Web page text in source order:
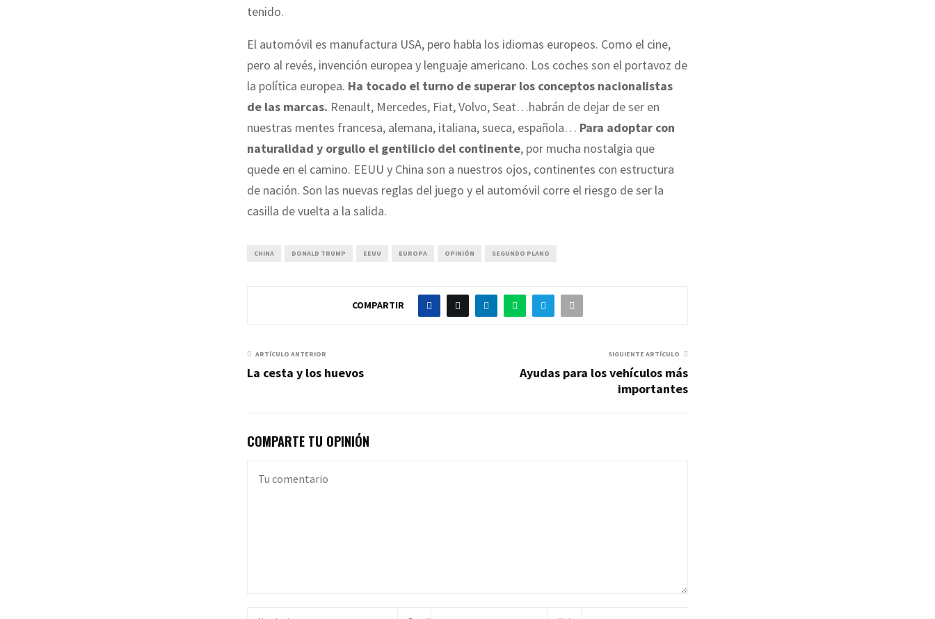
tenido.
El automóvil es manufactura USA, pero habla los idiomas europeos. Como el cine,
pero al revés, invención europea y lenguaje americano. Los coches son el portavoz de
la política europea. Ha tocado el turno de superar los conceptos nacionalistas
de las marcas. Renault, Mercedes, Fiat, Volvo, Seat…habrán de dejar de ser en
nuestras mentes francesa, alemana, italiana, sueca, española… Para adoptar con
naturalidad y orgullo el gentilicio del continente, por mucha nostalgia que
quede en el camino. EEUU y China son a nuestros ojos, continentes con estructura
de nación. Son las nuevas reglas del juego y el automóvil corre el riesgo de ser la
casilla de vuelta a la salida.
CHINA DONALD TRUMP EEUU EUROPA OPINIÓN SEGUNDO PLANO
COMPARTIR
ARTÍCULO ANTERIOR
La cesta y los huevos
SIGUIENTE ARTÍCULO
Ayudas para los vehículos más
importantes
COMPARTE TU OPINIÓN